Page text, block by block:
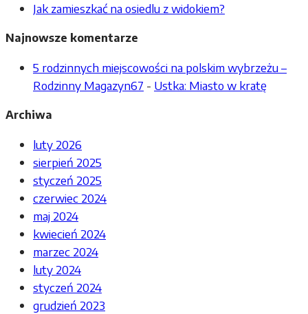
Jak zamieszkać na osiedlu z widokiem?
Najnowsze komentarze
5 rodzinnych miejscowości na polskim wybrzeżu –
Rodzinny Magazyn67 - Ustka: Miasto w kratę
Archiwa
luty 2026
sierpień 2025
styczeń 2025
czerwiec 2024
maj 2024
kwiecień 2024
marzec 2024
luty 2024
styczeń 2024
grudzień 2023